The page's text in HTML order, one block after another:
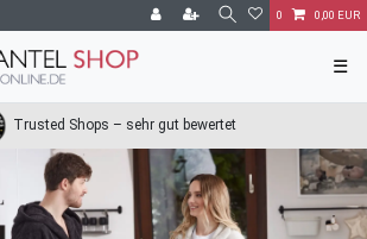
0 0,00 EUR
☰
Trusted Shops – sehr gut bewertet